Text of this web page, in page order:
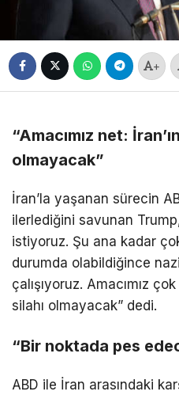
+
“Amacımız net:
olmayacak”
İran’la yaşanan sürecin
ilerlediğini savunan
istiyoruz. Şu ana kadar
durumda olabildiğince
çalışıyoruz. Amacımız
silahı olmayacak” dedi.
“Bir noktada pes
ABD ile İran arasındaki